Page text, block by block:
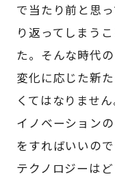
で当たり前と思
り返ってしまう
た。そんな時代
変化に応じた新
くてはなりませ
イノベーション
をすればいいの
テクノロジーは